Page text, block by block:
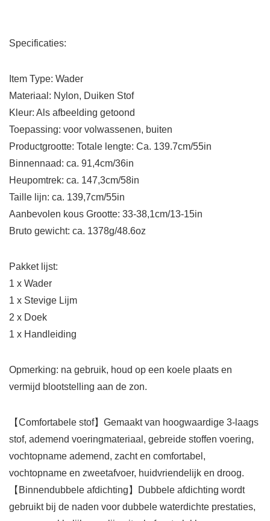
Specificaties:
Item Type: Wader
Materiaal: Nylon, Duiken Stof
Kleur: Als afbeelding getoond
Toepassing: voor volwassenen, buiten
Productgrootte: Totale lengte: Ca. 139.7cm/55in
Binnennaad: ca. 91,4cm/36in
Heupomtrek: ca. 147,3cm/58in
Taille lijn: ca. 139,7cm/55in
Aanbevolen kous Grootte: 33-38,1cm/13-15in
Bruto gewicht: ca. 1378g/48.6oz
Pakket lijst:
1 x Wader
1 x Stevige Lijm
2 x Doek
1 x Handleiding
Opmerking: na gebruik, houd op een koele plaats en
vermijd blootstelling aan de zon.
【Comfortabele stof】Gemaakt van hoogwaardige 3-laags
stof, ademend voeringmateriaal, gebreide stoffen voering,
vochtopname ademend, zacht en comfortabel,
vochtopname en zweetafvoer, huidvriendelijk en droog.
【Binnendubbele afdichting】Dubbele afdichting wordt
gebruikt bij de naden voor dubbele waterdichte prestaties,